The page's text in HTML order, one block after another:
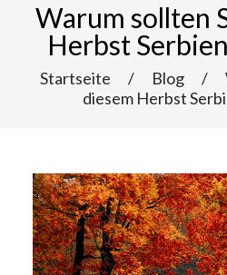
Warum sollten
Herbst
Startseite / Blog /
diesem Herbst